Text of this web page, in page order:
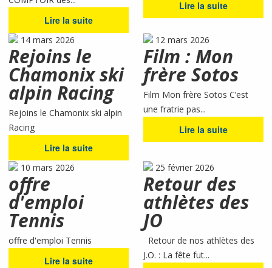
Lire la suite
Lire la suite
14 mars 2026
Rejoins le
Chamonix ski
alpin Racing
Rejoins le Chamonix ski alpin
Racing
Lire la suite
12 mars 2026
Film : Mon
frère Sotos
Film Mon frère Sotos C’est
une fratrie pas...
Lire la suite
10 mars 2026
offre
d'emploi
Tennis
offre d'emploi Tennis
Lire la suite
25 février 2026
Retour des
athlètes des
JO
Retour de nos athlètes des
J.O. : La fête fut...